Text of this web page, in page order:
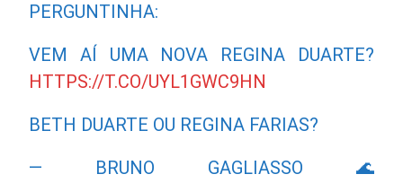
PERGUNTINHA:
VEM AÍ UMA NOVA REGINA DUARTE?
HTTPS://T.CO/UYL1GWC9HN
BETH DUARTE OU REGINA FARIAS?
— BRUNO GAGLIASSO 🌊